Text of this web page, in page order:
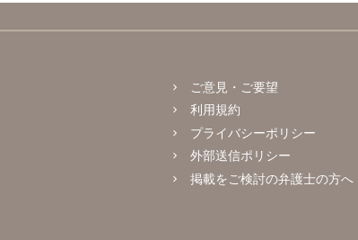
ご意見・ご要望
利用規約
プライバシーポリシー
外部送信ポリシー
掲載をご検討の弁護士の方へ